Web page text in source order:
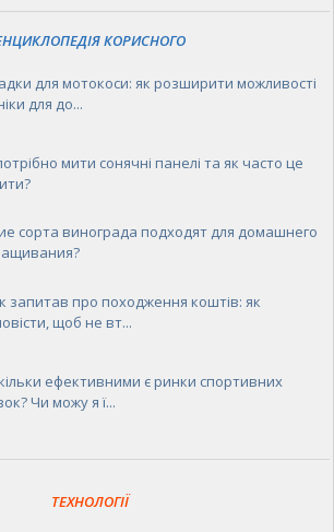
КОРИСНОГО
для мотокоси: як розширити можливості
для до...
мити сонячні панелі та як часто це
сорта винограда подходят для домашнего
запитав про походження коштів: як
щоб не вт...
ефективними є ринки спортивних
Чи можу я ї...
ТЕХНОЛОГІЇ